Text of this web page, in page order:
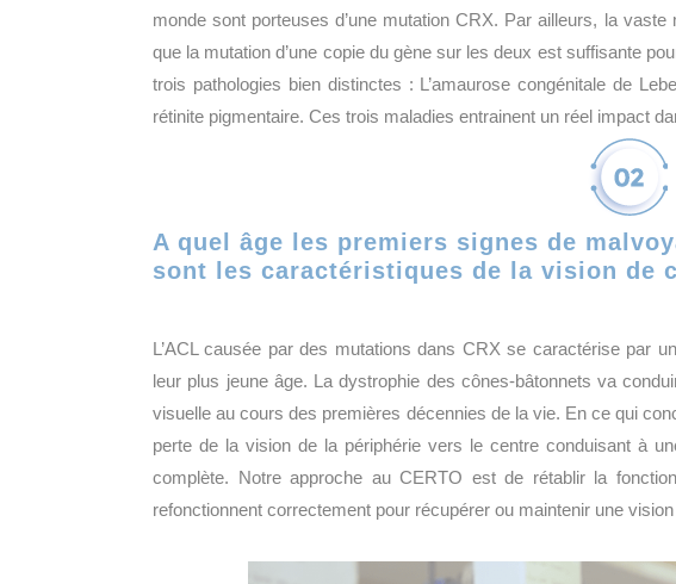
monde sont porteuses d’une mutation CRX. Par ailleurs, la
que la mutation d’une copie du gène sur les deux est suffisante
trois pathologies bien distinctes : L’amaurose congénitale de
rétinite pigmentaire. Ces trois maladies entrainent un réel impact
A quel âge les premiers signes de
sont les caractéristiques de la vision de
L’ACL causée par des mutations dans CRX se caractérise par
leur plus jeune âge. La dystrophie des cônes-bâtonnets va
visuelle au cours des premières décennies de la vie. En ce qui
perte de la vision de la périphérie vers le centre conduisant à
complète. Notre approche au CERTO est de rétablir la
refonctionnent correctement pour récupérer ou maintenir une